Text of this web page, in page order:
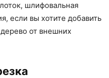
шлифовальная
если вы хотите добавить
от внешних